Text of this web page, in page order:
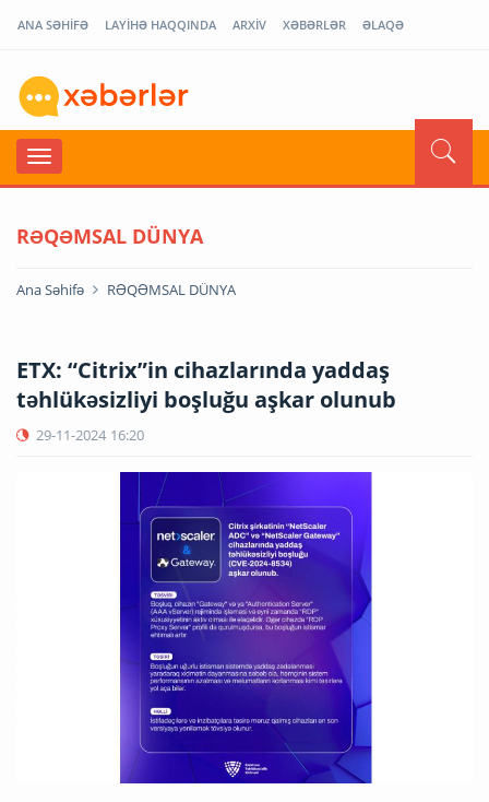
ANA SƏHİFƏ LAYİHƏ HAQQINDA ARXİV XƏBƏRLƏR ƏLAQƏ
RƏQƏMSAL DÜNYA
Ana Səhifə RƏQƏMSAL DÜNYA
ETX: “Citrix”in cihazlarında yaddaş
təhlükəsizliyi boşluğu aşkar olunub
29-11-2024 16:20